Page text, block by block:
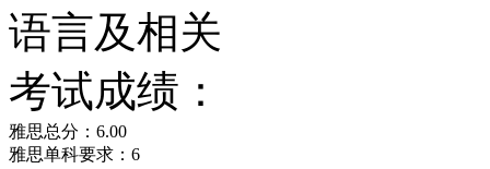
语言及相关
考试成绩：
雅思总分：6.00
雅思单科要求：6